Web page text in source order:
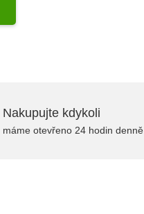
Nakupujte kdykoli
máme otevřeno 24 hodin denně